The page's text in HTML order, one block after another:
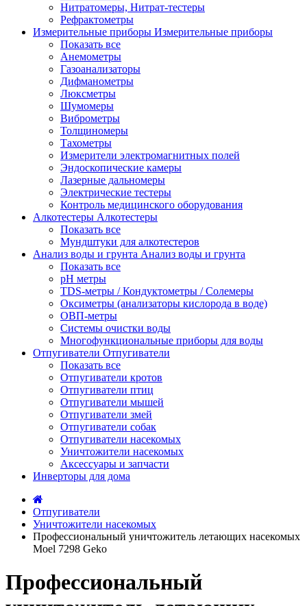
Нитратомеры, Нитрат-тестеры
Рефрактометры
Измерительные приборы Измерительные приборы
Показать все
Анемометры
Газоанализаторы
Дифманометры
Люксметры
Шумомеры
Виброметры
Толщиномеры
Тахометры
Измерители электромагнитных полей
Эндоскопические камеры
Лазерные дальномеры
Электрические тестеры
Контроль медицинского оборудования
Алкотестеры Алкотестеры
Показать все
Мундштуки для алкотестеров
Анализ воды и грунта Анализ воды и грунта
Показать все
pH метры
TDS-метры / Кондуктометры / Солемеры
Оксиметры (анализаторы кислорода в воде)
ОВП-метры
Системы очистки воды
Многофункциональные приборы для воды
Отпугиватели Отпугиватели
Показать все
Отпугиватели кротов
Отпугиватели птиц
Отпугиватели мышей
Отпугиватели змей
Отпугиватели собак
Отпугиватели насекомых
Уничтожители насекомых
Аксессуары и запчасти
Инверторы для дома
Отпугиватели
Уничтожители насекомых
Профессиональный уничтожитель летающих насекомых
Moel 7298 Geko
Профессиональный